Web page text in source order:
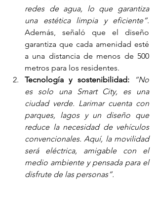
redes de agua, lo que garantiza
una estética limpia y eficiente”.
Además, señaló que el diseño
garantiza que cada amenidad esté
a una distancia de menos de 500
metros para los residentes.
Tecnología y sostenibilidad:
“No
es solo una Smart City, es una
ciudad verde. Larimar cuenta con
parques, lagos y un diseño que
reduce la necesidad de vehículos
convencionales. Aquí, la movilidad
será eléctrica, amigable con el
medio ambiente y pensada para el
disfrute de las personas”.